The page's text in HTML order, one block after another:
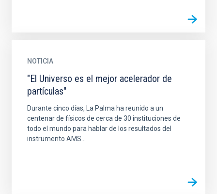
NOTICIA
"El Universo es el mejor acelerador de
partículas"
Durante cinco días, La Palma ha reunido a un
centenar de físicos de cerca de 30 instituciones de
todo el mundo para hablar de los resultados del
instrumento AMS...